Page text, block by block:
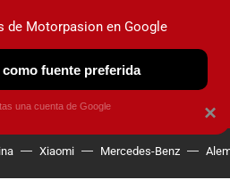
OBSERVATORIO
Xiaomi Mercedes-Benz
×
de Motorpasion en Google
fuente preferida
una cuenta de Google